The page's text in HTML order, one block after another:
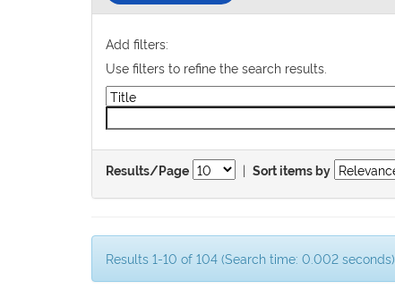
Add filters:
Use filters to refine the search results.
Results/Page | Sort items by
Results 1-10 of 104 (Search time: 0.002 seconds).